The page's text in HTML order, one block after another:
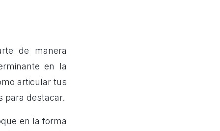
de manera
en la
articular tus
para destacar.
en la forma